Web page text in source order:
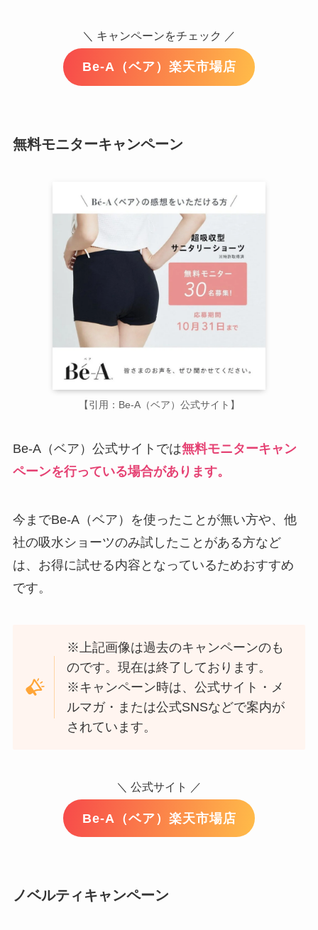
＼ キャンペーンをチェック ／
Be-A（ベア）楽天市場店
無料モニターキャンペーン
【引用：Be-A（ベア）公式サイト】
Be-A（ベア）公式サイトでは無料モニターキャン
ペーンを行っている場合があります。
今までBe-A（ベア）を使ったことが無い方や、他
社の吸水ショーツのみ試したことがある方など
は、お得に試せる内容となっているためおすすめ
です。
※上記画像は過去のキャンペーンのも
のです。現在は終了しております。
※キャンペーン時は、公式サイト・メ
ルマガ・または公式SNSなどで案内が
されています。
＼ 公式サイト ／
Be-A（ベア）楽天市場店
ノベルティキャンペーン